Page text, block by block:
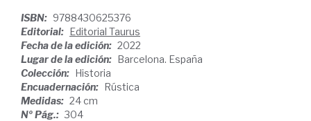
ISBN: 9788430625376
Editorial: Editorial Taurus
Fecha de la edición: 2022
Lugar de la edición: Barcelona. España
Colección: Historia
Encuadernación: Rústica
Medidas: 24 cm
Nº Pág.: 304